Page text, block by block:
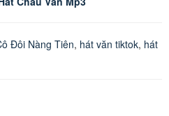
Đôi Nàng Tiên, hát văn tiktok, hát